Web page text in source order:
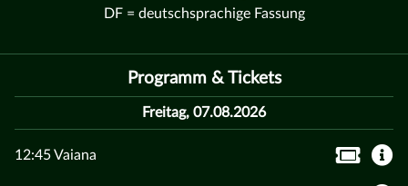
DF = deutschsprachige Fassung
Programm & Tickets
Freitag, 07.08.2026
12:45 Vaiana